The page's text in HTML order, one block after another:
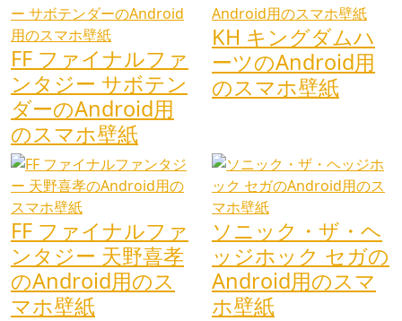
FF ファイナルファ
ンタジー サボテン
ダーのAndroid用
のスマホ壁紙
KH キングダムハ
ーツのAndroid用
のスマホ壁紙
FF ファイナルファ
ンタジー 天野喜孝
のAndroid用のス
マホ壁紙
ソニック・ザ・ヘ
ッジホック セガの
Android用のスマ
ホ壁紙